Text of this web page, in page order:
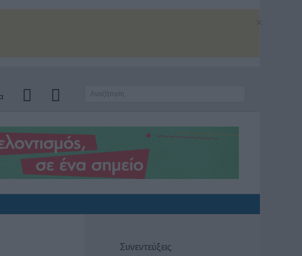
Συνεντεύξεις